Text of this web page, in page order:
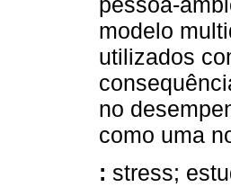
modelo
utilizados
no
como uma
: stress;